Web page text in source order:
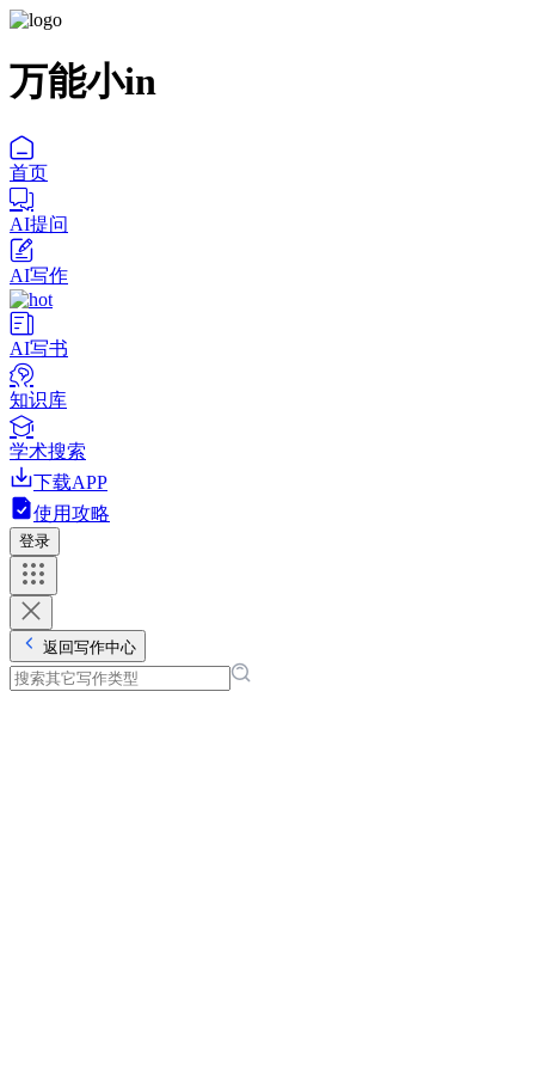
万能小in
首页
AI提问
AI写作
AI写书
知识库
学术搜索
下载APP
使用攻略
登录
返回写作中心